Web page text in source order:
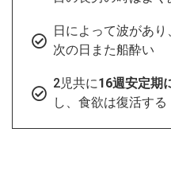
日によって波があ
次の日また船酔い
2児共に16週安定期
し、食欲は復活する